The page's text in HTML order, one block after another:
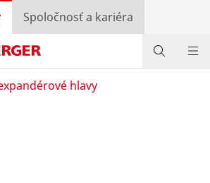
Spoločnosť a kariéra
hlavy